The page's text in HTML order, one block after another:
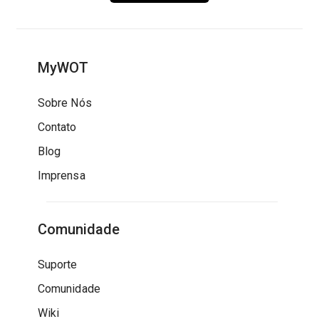
MyWOT
Sobre Nós
Contato
Blog
Imprensa
Comunidade
Suporte
Comunidade
Wiki